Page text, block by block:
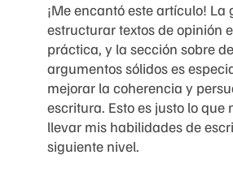
¡Me encantó este artículo! La
estructurar textos de opinión
práctica, y la sección sobre
argumentos sólidos es
mejorar la coherencia y
escritura. Esto es justo lo que
llevar mis habilidades de
siguiente nivel.